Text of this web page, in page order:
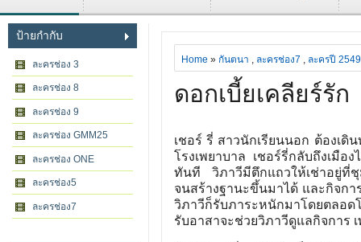
ป้ายกำกับ
ละครช่อง 3
ละครช่อง 8
ละครช่อง 9
ละครช่อง GMM25
ละครช่อง ONE
ละครช่อง5
ละครช่อง7
Home » กันตนา , ละครช่อง7 , ละครปี 2549
ดอกเบี้ยเคลียร์รัก
เชอร์ รี่ สาวนักเรียนนอก ต้องเดิ
โรงเพยาบาล เชอร์รี่กลับถึงเมือ
ทันที วิภาวีมีตึกแถวให้เช่าอยู่ที่
จนสร้างฐานะขึ้นมาได้ และกิจกา
วิภาวีก็รับภาระหนักมาโดยตลอ
รับอาสาจะช่วยวิภาวีดูแลกิจการ